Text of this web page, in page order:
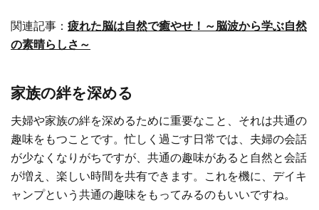
関連記事： 疲れた脳は自然で癒やせ！～脳波から学ぶ自然
の素晴らしさ～
家族の絆を深める
夫婦や家族の絆を深めるために重要なこと、それは共通の
趣味をもつことです。忙しく過ごす日常では、夫婦の会話
が少なくなりがちですが、共通の趣味があると自然と会話
が増え、楽しい時間を共有できます。これを機に、デイキ
ャンプという共通の趣味をもってみるのもいいですね。